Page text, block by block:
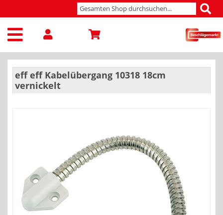
eff eff Kabelübergang 10318 18cm
vernickelt